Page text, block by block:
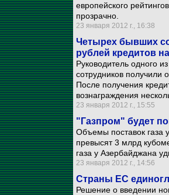
европейского
прозрачно.
23 января 2012 г., 16:38
Четырех бывших
рублей кредитов
Руководитель одного
сотрудников получили
После получения
вознаграждения
23 января 2012 г., 15:55
"Газпром" будет
Объемы поставок газа
превысят 3 млрд
газа у Азербайджана
23 января 2012 г., 14:56
Страны ЕС
Решение о введении